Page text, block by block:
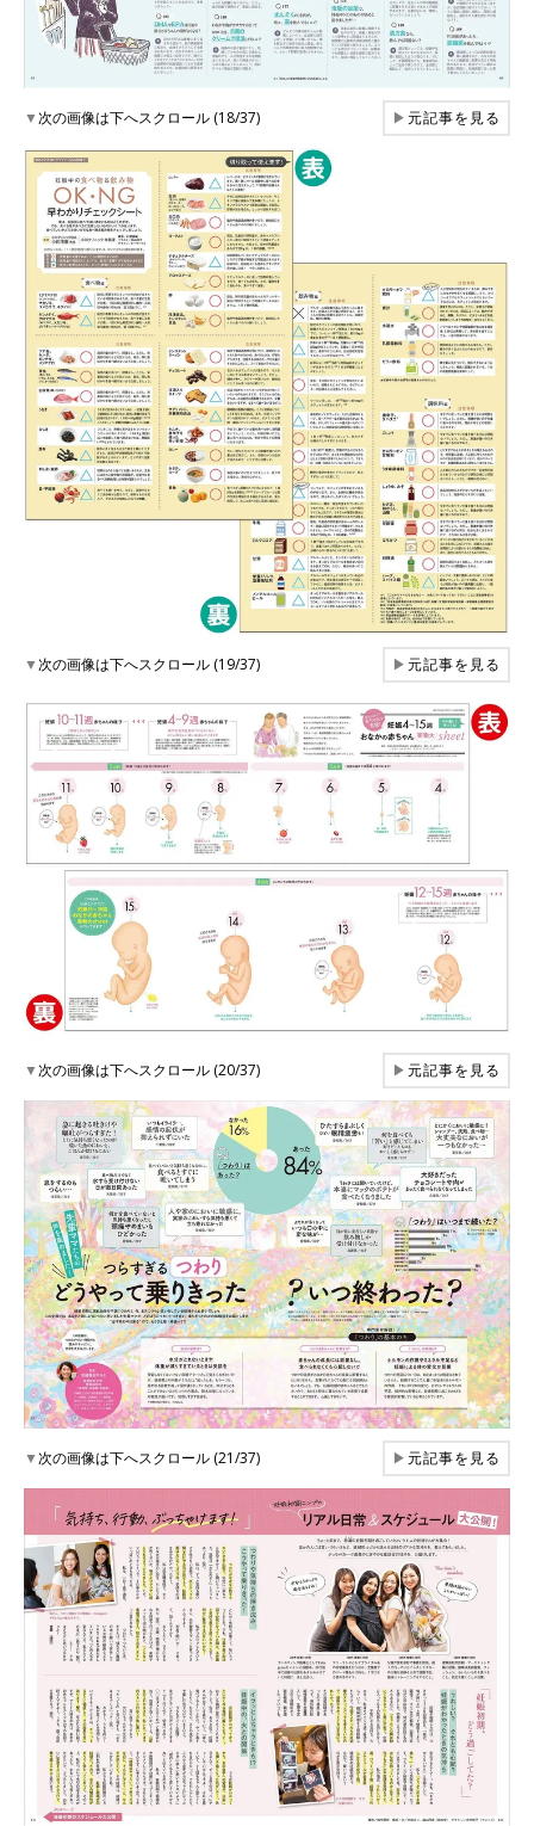
▼次の画像は下へスクロール (18/37) ▶元記事を見る
▼次の画像は下へスクロール (19/37) ▶元記事を見る
▼次の画像は下へスクロール (20/37) ▶元記事を見る
▼次の画像は下へスクロール (21/37) ▶元記事を見る